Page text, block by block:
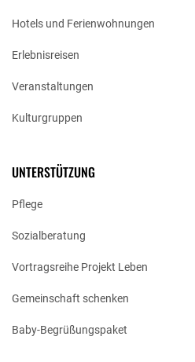
Hotels und Ferienwohnungen
Erlebnisreisen
Veranstaltungen
Kulturgruppen
UNTERSTÜTZUNG
Pflege
Sozialberatung
Vortragsreihe Projekt Leben
Gemeinschaft schenken
Baby-Begrüßungspaket